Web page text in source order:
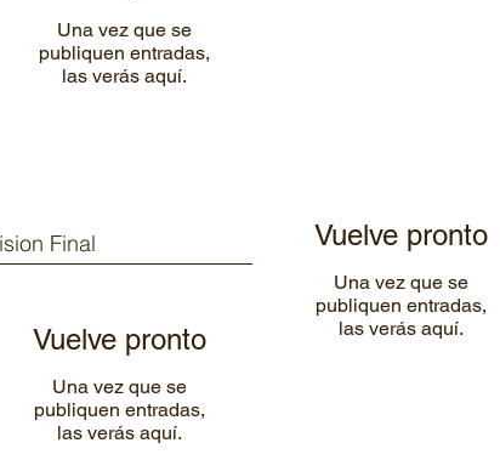
Una vez que se
publiquen entradas,
las verás aquí.
Final
Vuelve pronto
Una vez que se
publiquen entradas,
las verás aquí.
Vuelve pronto
Una vez que se
publiquen entradas,
las verás aquí.